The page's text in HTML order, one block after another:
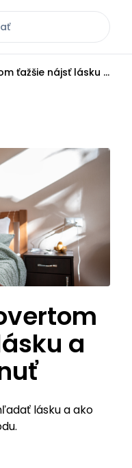
Prečo je introvertom ťažšie nájsť lásku a ako to zvládnuť
a
lásku a ako